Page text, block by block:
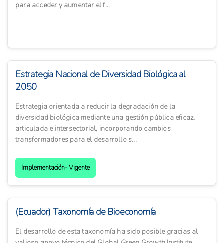
para acceder y aumentar el f...
Estrategia Nacional de Diversidad Biológica al
2050
Estrategia orientada a reducir la degradación de la
diversidad biológica mediante una gestión pública eficaz,
articulada e intersectorial, incorporando cambios
transformadores para el desarrollo s...
Implementación- Vigente
(Ecuador) Taxonomía de Bioeconomía
El desarrollo de esta taxonomía ha sido posible gracias al